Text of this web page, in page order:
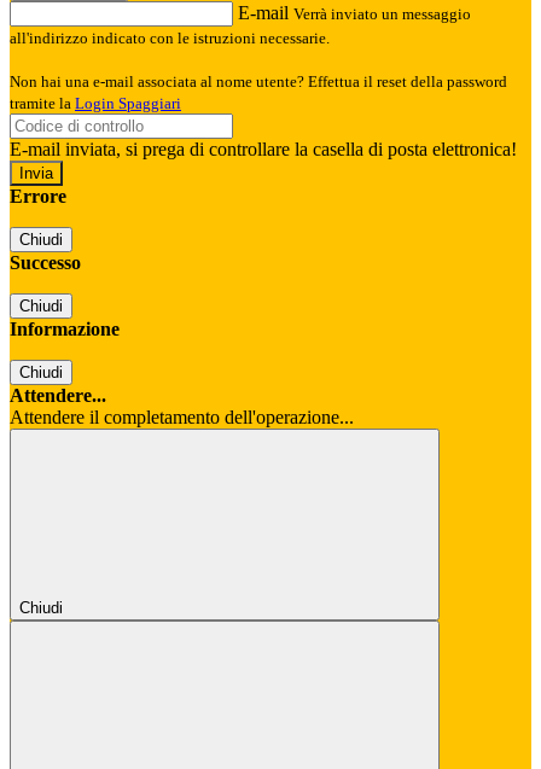
E-mail Verrà inviato un messaggio
all'indirizzo indicato con le istruzioni necessarie.
Non hai una e-mail associata al nome utente? Effettua il reset della password
tramite la Login Spaggiari
E-mail inviata, si prega di controllare la casella di posta elettronica!
Errore
Chiudi
Successo
Chiudi
Informazione
Chiudi
Attendere...
Attendere il completamento dell'operazione...
Chiudi